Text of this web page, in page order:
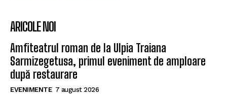
ARICOLE NOI
Amfiteatrul roman de la Ulpia Traiana
Sarmizegetusa, primul eveniment de amploare
după restaurare
EVENIMENTE 7 august 2026